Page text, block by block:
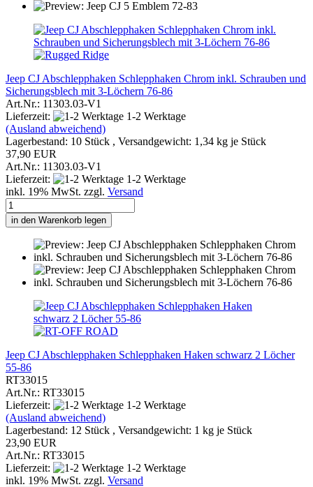
Jeep CJ Abschlepphaken Schlepphaken Chrom inkl. Schrauben und
Sicherungsblech mit 3-Löchern 76-86
Art.Nr.: 11303.03-V1
Lieferzeit:
1-2 Werktage
(Ausland abweichend)
Lagerbestand: 10 Stück , Versandgewicht: 1,34 kg je Stück
37,90 EUR
Art.Nr.: 11303.03-V1
Lieferzeit:
1-2 Werktage
inkl. 19% MwSt. zzgl. Versand
in den Warenkorb legen
Jeep CJ Abschlepphaken Schlepphaken Haken schwarz 2 Löcher
55-86
RT33015
Art.Nr.: RT33015
Lieferzeit:
1-2 Werktage
(Ausland abweichend)
Lagerbestand: 12 Stück , Versandgewicht: 1 kg je Stück
23,90 EUR
Art.Nr.: RT33015
Lieferzeit:
1-2 Werktage
inkl. 19% MwSt. zzgl. Versand